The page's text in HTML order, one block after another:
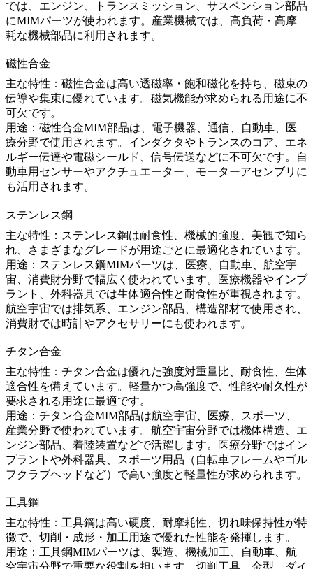
では、エンジン、トランスミッション、サスペンション部品
にMIMパーツが使われます。産業機械では、高負荷・高摩
耗な機械部品に利用されます。
磁性合金
主な特性：磁性合金は高い透磁率・飽和磁化を持ち、磁束の
伝導や集束に優れています。磁気機能が求められる用途に不
可欠です。
用途：磁性合金MIM部品は、電子機器、通信、自動車、医
療分野で使用されます。インダクタやトランスのコア、エネ
ルギー伝達や電磁シールド、信号伝送などに不可欠です。自
動車用センサーやアクチュエーター、モーターアセンブリに
も活用されます。
ステンレス鋼
主な特性：ステンレス鋼は耐食性、機械的強度、美観で知ら
れ、さまざまなグレードが用途ごとに最適化されています。
用途：ステンレス鋼MIMパーツは、医療、自動車、航空宇
宙、 消費財分野で幅広く使われています。医療機器やインプ
ラント、外科器具では生体適合性と耐食性が重視されます。
航空宇宙では排気系、エンジン部品、構造部材で使用され、
消費財では時計やアクセサリーにも使われます。
チタン合金
主な特性：チタン合金は優れた強度対重量比、耐食性、生体
適合性を備えています。軽量かつ高強度で、性能や耐久性が
要求される用途に最適です。
用途：チタン合金MIM部品は航空宇宙、医療、スポーツ、
産業分野で使われています。航空宇宙分野では機体構造、エ
ンジン部品、着陸装置などで活躍します。医療分野ではイン
プラントや外科器具、スポーツ用品（自転車フレームやゴル
フクラブヘッドなど）で高い強度と軽量性が求められます。
工具鋼
主な特性：工具鋼は高い硬度、耐摩耗性、切れ味保持性が特
徴で、切削・成形・加工用途で優れた性能を発揮します。
用途：工具鋼MIMパーツは、製造、機械加工、自動車、航
空宇宙分野で重要な役割を担います。切削工具、金型、ダイ